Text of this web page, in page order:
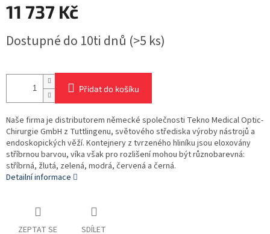
11 737 Kč
cena:
Dostupné do 10ti dnů (>5 ks)
Přidat do košíku
Naše firma je distributorem německé společnosti Tekno Medical Optic-
Chirurgie GmbH z Tuttlingenu, světového střediska výroby nástrojů a
endoskopických věží. Kontejnery z tvrzeného hliníku jsou eloxovány
stříbrnou barvou, víka však pro rozlišení mohou být různobarevná:
stříbrná, žlutá, zelená, modrá, červená a černá.
Detailní informace
ZEPTAT SE SDÍLET